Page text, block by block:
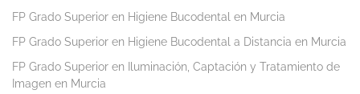
FP Grado Superior en Higiene Bucodental en Murcia
FP Grado Superior en Higiene Bucodental a Distancia en Murcia
FP Grado Superior en Iluminación, Captación y Tratamiento de
Imagen en Murcia